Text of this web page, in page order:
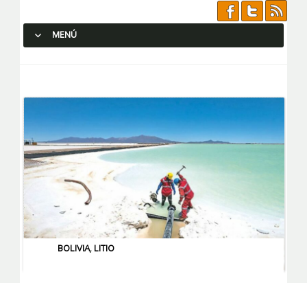
MENÚ
BOLIVIA, LITIO